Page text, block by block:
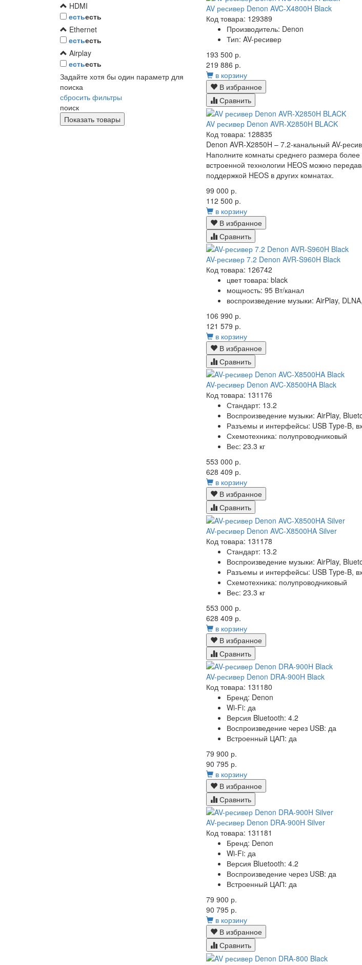
HDMI
естьесть
Ethernet
естьесть
Airplay
естьесть
Задайте хотя бы один параметр для
поиска
сбросить фильтры
поиск
AV ресивер Denon AVC-X4800H Black
Код товара: 129389
Производитель: Denon
Тип: AV-ресивер
193 500 р.
219 886 р.
в корзину
В избранное
Сравнить
AV ресивер Denon AVR-X2850H BLACK
Код товара: 128835
Denon AVR-X2850H – 7.2-канальный AV-
Наполните комнаты среднего размера
встроенной технологии HEOS можно
поддержкой HEOS в других комнатах.
99 000 р.
112 500 р.
в корзину
В избранное
Сравнить
AV-ресивер 7.2 Denon AVR-S960H Black
Код товара: 126742
цвет товара: black
мощность: 95 Вт/канал
воспроизведение музыки: AirPlay,
106 990 р.
121 579 р.
в корзину
В избранное
Сравнить
AV-ресивер Denon AVC-X8500HA Black
Код товара: 131176
Стандарт: 13.2
Воспроизведение музыки: AirPlay,
Разъемы и интерфейсы: USB Type-B,
Схемотехника: полупроводниковый
Вес: 23.3 кг
553 000 р.
628 409 р.
в корзину
В избранное
Сравнить
AV-ресивер Denon AVC-X8500HA Silver
Код товара: 131178
Стандарт: 13.2
Воспроизведение музыки: AirPlay,
Разъемы и интерфейсы: USB Type-B,
Схемотехника: полупроводниковый
Вес: 23.3 кг
553 000 р.
628 409 р.
в корзину
В избранное
Сравнить
AV-ресивер Denon DRA-900H Black
Код товара: 131180
Бренд: Denon
Wi-Fi: да
Версия Bluetooth: 4.2
Воспроизведение через USB: да
Встроенный ЦАП: да
79 900 р.
90 795 р.
в корзину
В избранное
Сравнить
AV-ресивер Denon DRA-900H Silver
Код товара: 131181
Бренд: Denon
Wi-Fi: да
Версия Bluetooth: 4.2
Воспроизведение через USB: да
Встроенный ЦАП: да
79 900 р.
90 795 р.
в корзину
В избранное
Сравнить